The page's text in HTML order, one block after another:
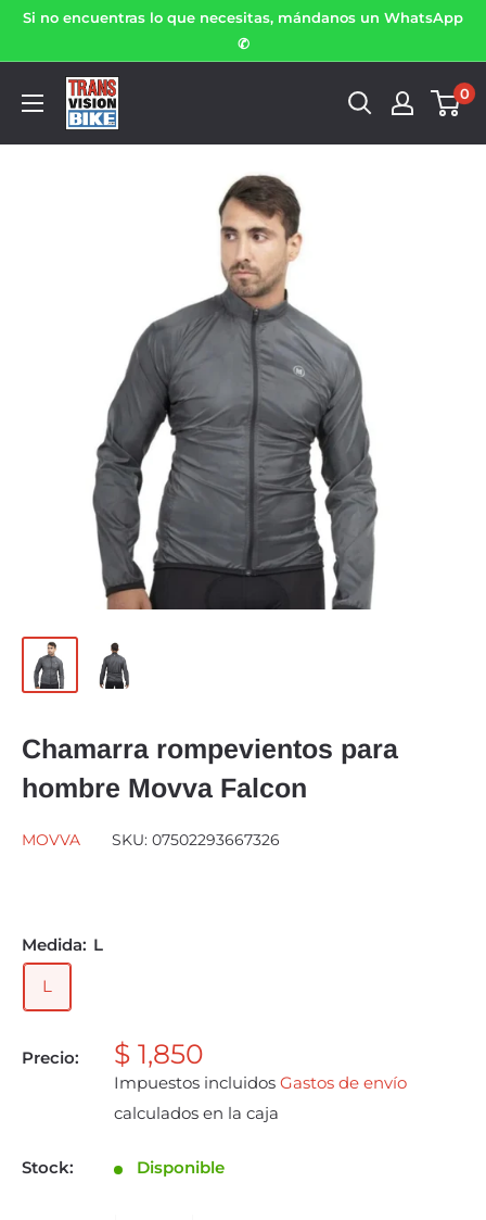
Si no encuentras lo que necesitas, mándanos un WhatsApp
✆
0
Chamarra rompevientos para
hombre Movva Falcon
MOVVA SKU: 07502293667326
Medida: L
L
Precio: $ 1,850
Impuestos incluidos Gastos de envío
calculados en la caja
Stock: Disponible